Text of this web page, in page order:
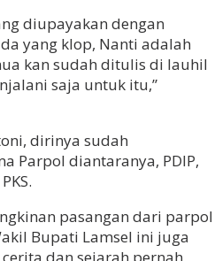
diupayakan dengan
yang klop, Nanti adalah
kan sudah ditulis di lauhil
saja untuk itu,”
dirinya sudah
Parpol diantaranya, PDIP,
pasangan dari parpol
Bupati Lamsel ini juga